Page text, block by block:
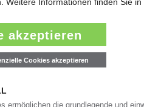
für Volatilität der Harze
und einer nach wie vor
meldete Veränderungen